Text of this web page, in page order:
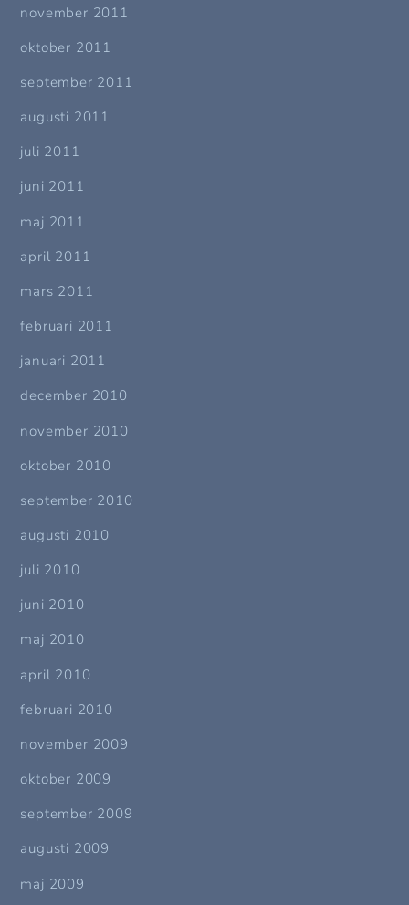
november 2011
oktober 2011
september 2011
augusti 2011
juli 2011
juni 2011
maj 2011
april 2011
mars 2011
februari 2011
januari 2011
december 2010
november 2010
oktober 2010
september 2010
augusti 2010
juli 2010
juni 2010
maj 2010
april 2010
februari 2010
november 2009
oktober 2009
september 2009
augusti 2009
maj 2009